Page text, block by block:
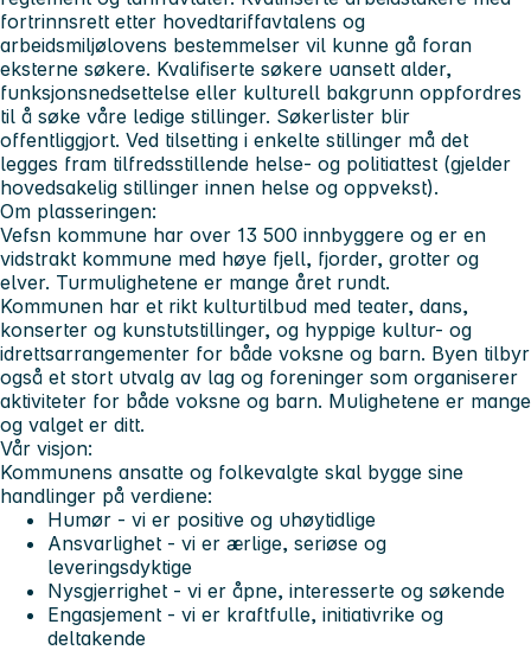
fortrinnsrett etter hovedtariffavtalens og
arbeidsmiljølovens bestemmelser vil kunne gå foran
eksterne søkere. Kvalifiserte søkere uansett alder,
funksjonsnedsettelse eller kulturell bakgrunn oppfordres
til å søke våre ledige stillinger. Søkerlister blir
offentliggjort. Ved tilsetting i enkelte stillinger må det
legges fram tilfredsstillende helse- og politiattest (gjelder
hovedsakelig stillinger innen helse og oppvekst).
Om plasseringen:
Vefsn kommune har over 13 500 innbyggere og er en
vidstrakt kommune med høye fjell, fjorder, grotter og
elver. Turmulighetene er mange året rundt.
Kommunen har et rikt kulturtilbud med teater, dans,
konserter og kunstutstillinger, og hyppige kultur- og
idrettsarrangementer for både voksne og barn. Byen tilbyr
også et stort utvalg av lag og foreninger som organiserer
aktiviteter for både voksne og barn. Mulighetene er mange
og valget er ditt.
Vår visjon:
Kommunens ansatte og folkevalgte skal bygge sine
handlinger på verdiene:
Humør - vi er positive og uhøytidlige
Ansvarlighet - vi er ærlige, seriøse og
leveringsdyktige
Nysgjerrighet - vi er åpne, interesserte og søkende
Engasjement - vi er kraftfulle, initiativrike og
deltakende